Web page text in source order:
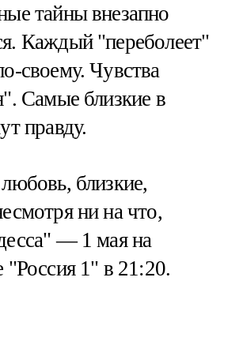
тайны внезапно
Каждый "переболеет"
своему. Чувства
Самые близкие в
правду.
близкие,
ни на что,
— 1 мая на
"Россия 1" в 21:20.